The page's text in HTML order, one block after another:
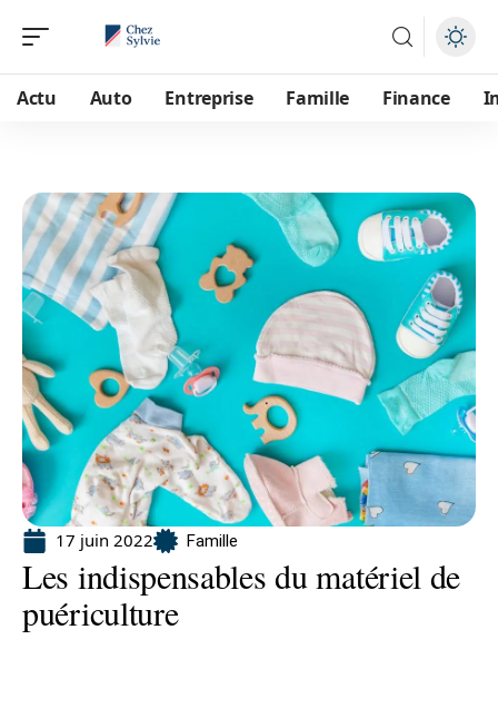
Actu Auto Entreprise Famille Finance
17 juin 2022 Famille
Les indispensables du matériel de
puériculture